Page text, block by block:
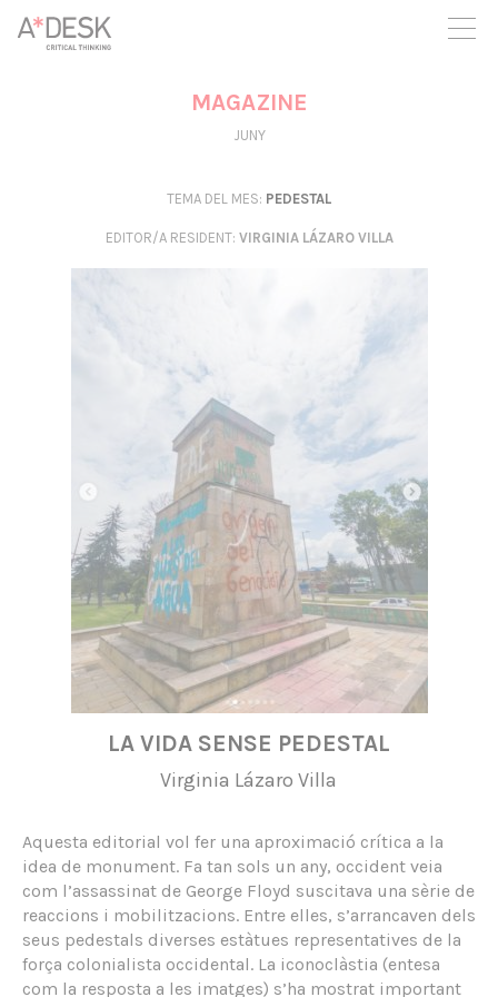
seguim necessitant-te per a poder seguir endavant. Ara pots
participar del projecte i recolzar-lo.
MAGAZINE
JUNY
TEMA DEL MES: PEDESTAL
EDITOR/A RESIDENT: VIRGINIA LÁZARO VILLA
LA VIDA SENSE PEDESTAL
Virginia Lázaro Villa
Aquesta editorial vol fer una aproximació crítica a la
idea de monument. Fa tan sols un any, occident veia
com l’assassinat de George Floyd suscitava una sèrie de
reaccions i mobilitzacions. Entre elles, s’arrancaven dels
seus pedestals diverses estàtues representatives de la
força colonialista occidental. La iconoclàstia (entesa
com la resposta a les imatges) s’ha mostrat important